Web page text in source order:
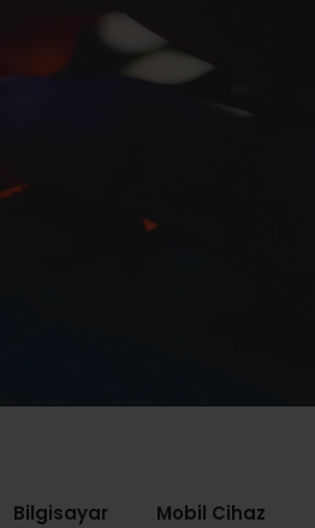
Bilgisayar Mobil Cihaz